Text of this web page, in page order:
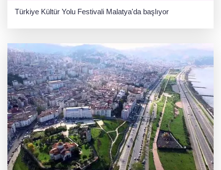
Türkiye Kültür Yolu Festivali Malatya'da başlıyor